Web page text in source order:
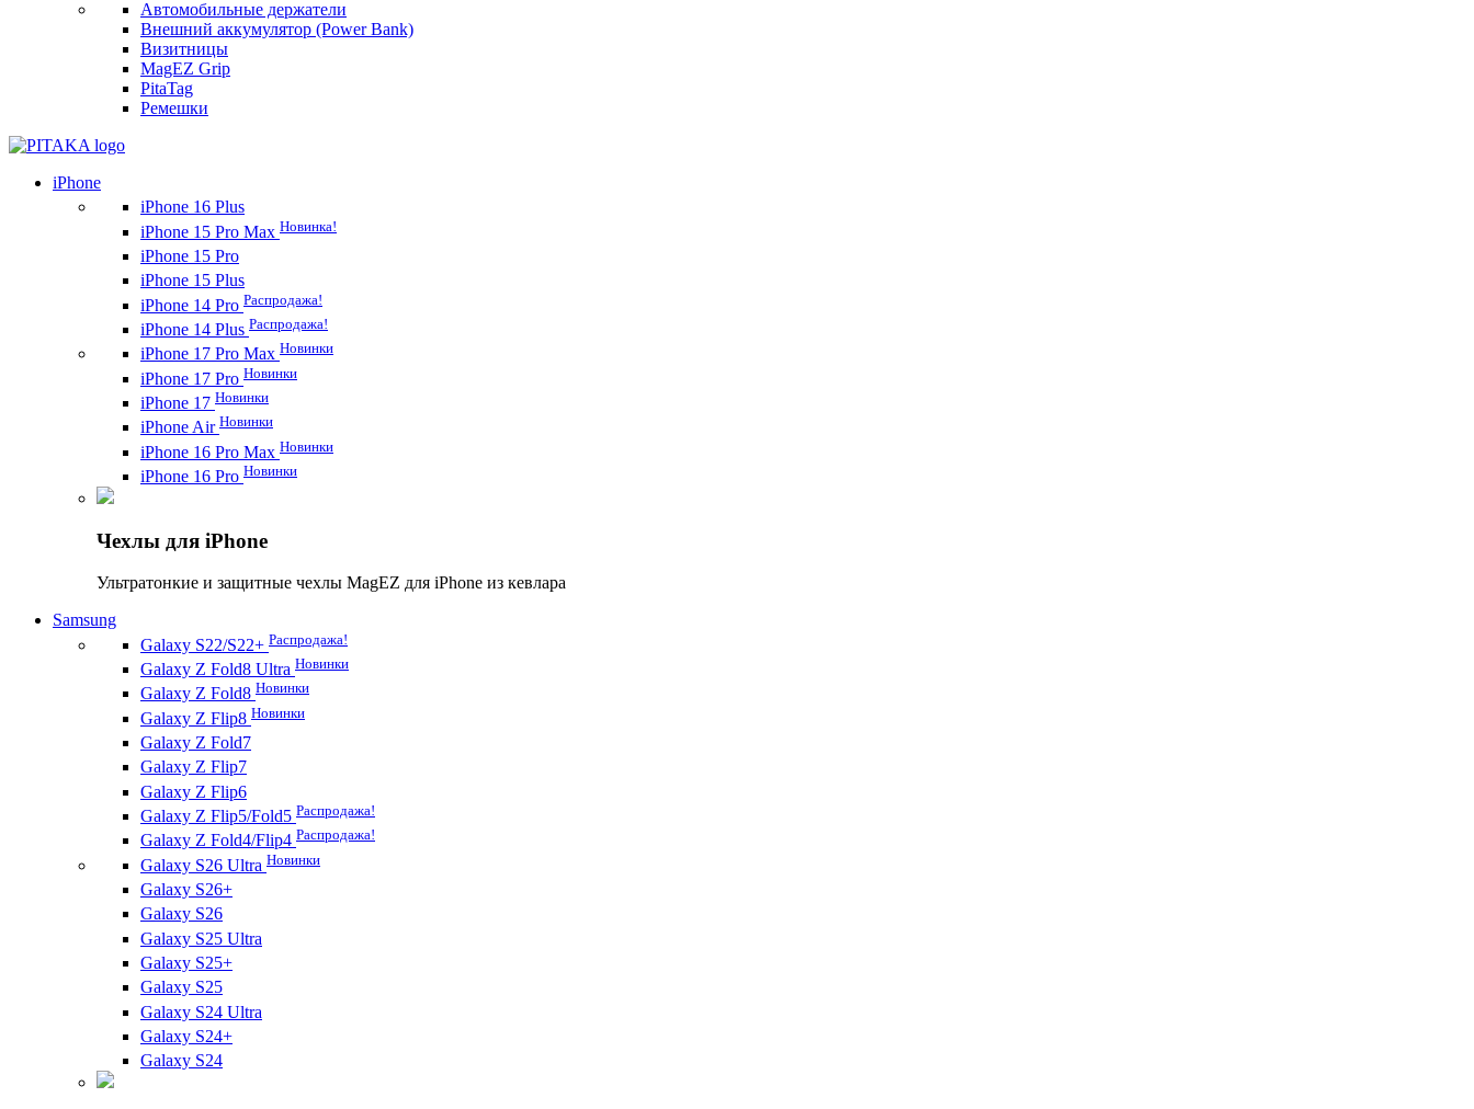
Автомобильные держатели
Внешний аккумулятор (Power Bank)
Визитницы
MagEZ Grip
PitaTag
Ремешки
iPhone
iPhone 16 Plus
iPhone 15 Pro Max Новинка!
iPhone 15 Pro
iPhone 15 Plus
iPhone 14 Pro Распродажа!
iPhone 14 Plus Распродажа!
iPhone 17 Pro Max Новинки
iPhone 17 Pro Новинки
iPhone 17 Новинки
iPhone Air Новинки
iPhone 16 Pro Max Новинки
iPhone 16 Pro Новинки
Чехлы для iPhone
Ультратонкие и защитные чехлы MagEZ для iPhone из кевлара
Samsung
Galaxy S22/S22+ Распродажа!
Galaxy Z Fold8 Ultra Новинки
Galaxy Z Fold8 Новинки
Galaxy Z Flip8 Новинки
Galaxy Z Fold7
Galaxy Z Flip7
Galaxy Z Flip6
Galaxy Z Flip5/Fold5 Распродажа!
Galaxy Z Fold4/Flip4 Распродажа!
Galaxy S26 Ultra Новинки
Galaxy S26+
Galaxy S26
Galaxy S25 Ultra
Galaxy S25+
Galaxy S25
Galaxy S24 Ultra
Galaxy S24+
Galaxy S24